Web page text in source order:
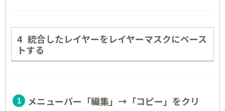
統合したレイヤーをレイヤーマスクにペース
トする
メニューバー「編集」→「コピー」をクリ